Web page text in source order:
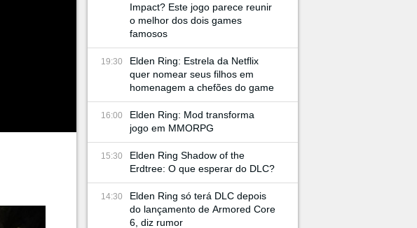
Impact? Este jogo parece reunir
o melhor dos dois games
famosos
19:30
Elden Ring: Estrela da Netflix
quer nomear seus filhos em
homenagem a chefões do game
16:00
Elden Ring: Mod transforma
jogo em MMORPG
15:30
Elden Ring Shadow of the
Erdtree: O que esperar do DLC?
14:30
Elden Ring só terá DLC depois
do lançamento de Armored Core
6, diz rumor